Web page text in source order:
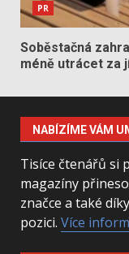
PR
Soběstačná
méně utrácet za
NABÍZÍME VÁM
Tisíce čtenářů si
magazíny
značce a také
pozici. Více